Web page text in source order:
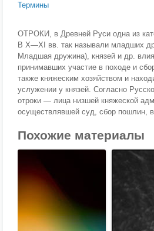
Термины
ОТРОКИ, в Древней Руси одна из
В X—XI вв. так называли младших
Младшая дружина), князей и др.
принимавших участие в походе и
также княжеским хозяйством и
услужении у князей. Согласно
отроки — лица низшей княжеской
осуществлявшей суд, сбор пошлин,
Похожие материалы